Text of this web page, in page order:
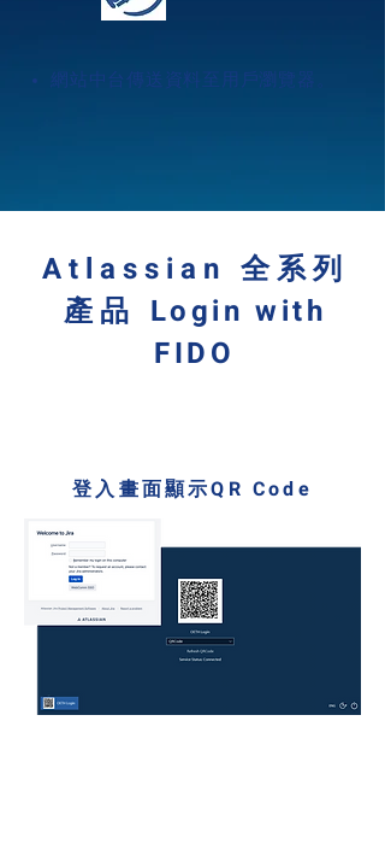
網站中台傳送資料至用戶瀏覽器。
Atlassian 全系列
產品 Login with
FIDO
登入畫面顯示QR Code